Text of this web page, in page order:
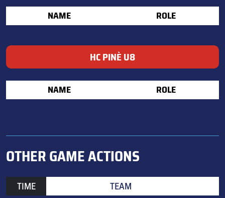
NAME ROLE
HC PINÈ U8
NAME ROLE
OTHER GAME ACTIONS
TIME TEAM